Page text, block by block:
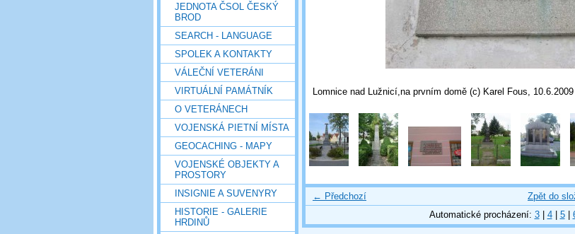
JEDNOTA ČSOL ČESKÝ
BROD
SEARCH - LANGUAGE
SPOLEK A KONTAKTY
VÁLEČNÍ VETERÁNI
VIRTUÁLNÍ PAMÁTNÍK
O VETERÁNECH
VOJENSKÁ PIETNÍ MÍSTA
GEOCACHING - MAPY
VOJENSKÉ OBJEKTY A
PROSTORY
INSIGNIE A SUVENYRY
HISTORIE - GALERIE
HRDINŮ
Lomnice nad Lužnicí,na prvním domě (c) Karel Fous, 10.6.2009
← Předchozí
Zpět do
Automatické procházení: 3| 4| 5|